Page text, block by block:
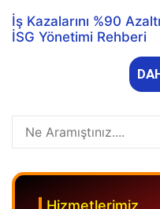
İş Kazalarını %90
İSG Yönetimi Rehberi